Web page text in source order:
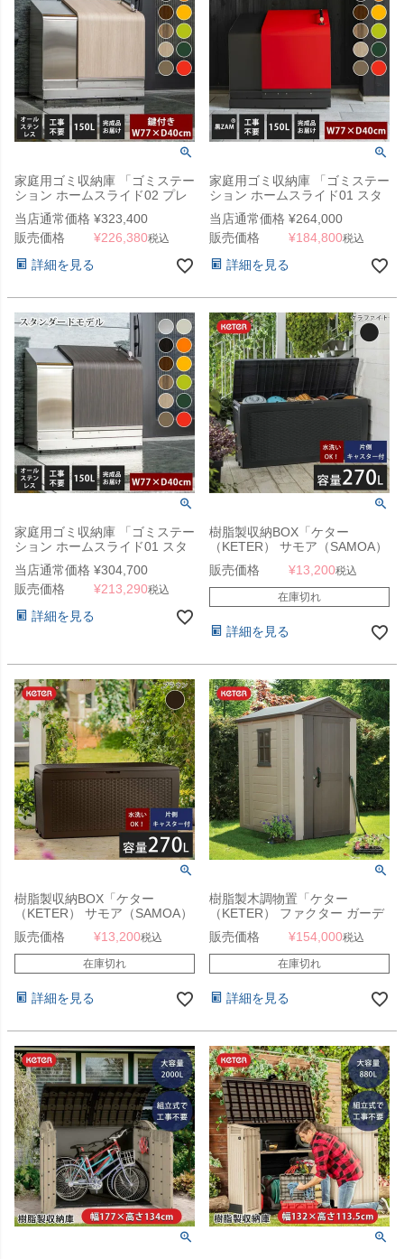
家庭用ゴミ収納庫 「ゴミステー
ション ホームスライド02 プレ
ミアムモデル オールステンレス
150L」 （SG）
当店通常価格 ¥323,400
販売価格
¥226,380税込
詳細を見る
家庭用ゴミ収納庫 「ゴミステー
ション ホームスライド01 スタ
ンダードモデル 黒ZAM 150L」
（SG）
当店通常価格 ¥264,000
販売価格
¥184,800税込
詳細を見る
家庭用ゴミ収納庫 「ゴミステー
ション ホームスライド01 スタ
ンダードモデル オールステンレ
ス 150L」 （SG）
当店通常価格 ¥304,700
販売価格
¥213,290税込
詳細を見る
樹脂製収納BOX「ケター
（KETER） サモア（SAMOA）
ガーデンボックス 270L」
販売価格 ¥13,200税込
在庫切れ
詳細を見る
樹脂製収納BOX「ケター
（KETER） サモア（SAMOA）
ガーデンボックス 270L」
販売価格 ¥13,200税込
在庫切れ
詳細を見る
樹脂製木調物置「ケター
（KETER） ファクター ガーデ
ンシェッド 4×6 （FACTOR
4×6）」
販売価格 ¥154,000税込
在庫切れ
詳細を見る